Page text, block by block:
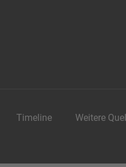
Timeline Weitere